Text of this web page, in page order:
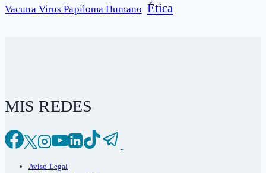
Vacuna Virus Papiloma Humano Ética
MIS REDES
Aviso Legal